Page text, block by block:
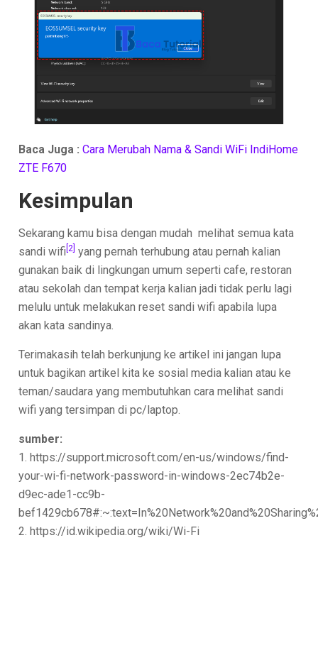
Baca Juga : Cara Merubah Nama & Sandi WiFi IndiHome
ZTE F670
Kesimpulan
Sekarang kamu bisa dengan mudah melihat semua kata
sandi wifi [2] yang pernah terhubung atau pernah kalian
gunakan baik di lingkungan umum seperti cafe, restoran
atau sekolah dan tempat kerja kalian jadi tidak perlu lagi
melulu untuk melakukan reset sandi wifi apabila lupa
akan kata sandinya.
Terimakasih telah berkunjung ke artikel ini jangan lupa
untuk bagikan artikel kita ke sosial media kalian atau ke
teman/saudara yang membutuhkan cara melihat sandi
wifi yang tersimpan di pc/laptop.
sumber:
1. https://support.microsoft.com/en-us/windows/find-
your-wi-fi-network-password-in-windows-2ec74b2e-
d9ec-ade1-cc9b-
2. https://id.wikipedia.org/wiki/Wi-Fi